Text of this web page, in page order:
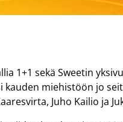
1+1 sekä Sweetin
miehistöön jo
Juho Kailio ja